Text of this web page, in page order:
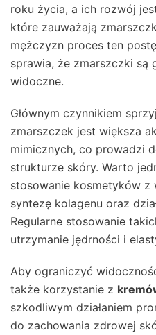
roku życia, a ich rozwój
które zauważają
mężczyzn proces ten
sprawia, że zmarszczki są
widoczne.
Głównym czynnikiem
zmarszczek jest większa
mimicznych, co prowadzi
strukturze skóry. Warto
stosowanie kosmetyków z
syntezę kolagenu oraz
Regularne stosowanie
utrzymanie jędrności i
Aby ograniczyć
także korzystanie z
szkodliwym działaniem
do zachowania zdrowej